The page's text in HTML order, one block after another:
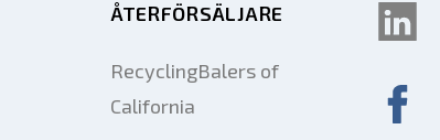
ÅTERFÖRSÄLJARE
RecyclingBalers of
California